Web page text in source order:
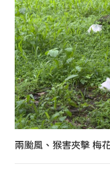
兩颱風、猴害夾擊 梅